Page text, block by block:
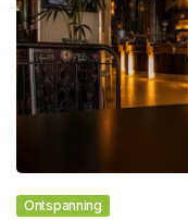
Ontspanning